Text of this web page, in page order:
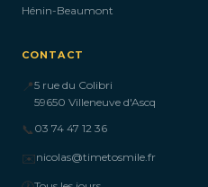
Hénin-Beaumont
CONTACT
📍5 rue du Colibri
59650 Villeneuve d'Ascq
📞 03 74 47 12 36
✉️nicolas@timetosmile.fr